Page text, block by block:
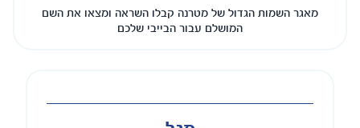
מאגר השמות הגדול של מטרנה קבלו השראה ומצאו את השם
המושלם עבור הבייבי שלכם